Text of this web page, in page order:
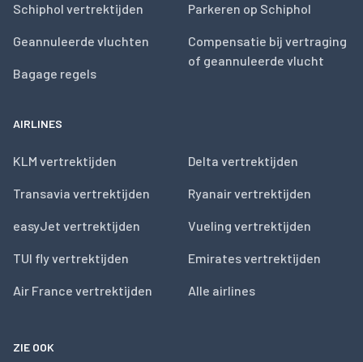
Schiphol vertrektijden
Geannuleerde vluchten
Bagage regels
Parkeren op Schiphol
Compensatie bij vertraging
of geannuleerde vlucht
AIRLINES
KLM vertrektijden
Transavia vertrektijden
easyJet vertrektijden
TUI fly vertrektijden
Air France vertrektijden
Delta vertrektijden
Ryanair vertrektijden
Vueling vertrektijden
Emirates vertrektijden
Alle airlines
ZIE OOK